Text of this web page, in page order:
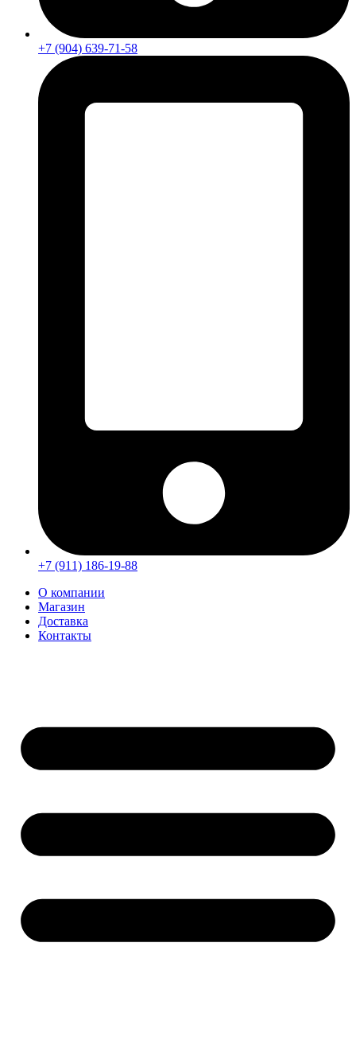
+7 (904) 639-71-58
+7 (911) 186-19-88
О компании
Магазин
Доставка
Контакты